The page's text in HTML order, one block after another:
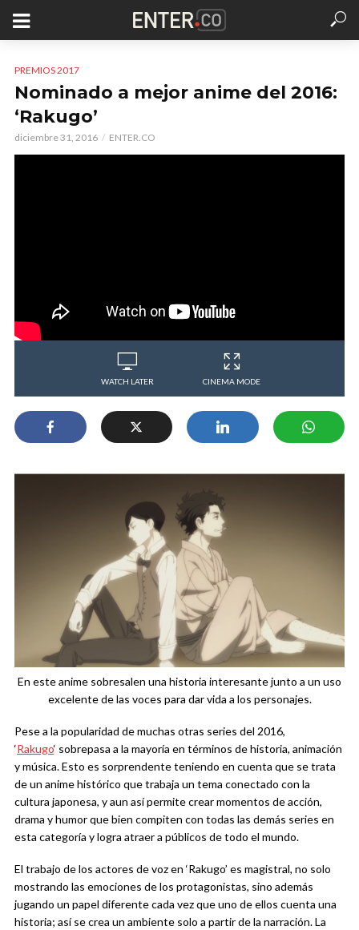
PREMIOS 2017
Nominado a mejor anime del 2016:
‘Rakugo’
diciembre 31, 2016 ENTER.CO
WATCH LATER CINEMA MODE
En este anime sobresalen una historia interesante junto a un uso
excelente de las voces para dar vida a los personajes.
Pese a la popularidad de muchas otras series del 2016,
‘Rakugo‘ sobrepasa a la mayoría en términos de historia, animación
y música. Esto es sorprendente teniendo en cuenta que se trata
de un anime histórico que trabaja un tema conectado con la
cultura japonesa, y aun así permite crear momentos de acción,
drama y humor que bien compiten con todas las demás series en
esta categoría y logra atraer a públicos de todo el mundo.
El trabajo de los actores de voz en ‘Rakugo’ es magistral, no solo
mostrando las emociones de los protagonistas, sino además
jugando un papel diferente cada vez que uno de ellos cuenta una
historia; así se crea un ambiente solo a partir de la narración. La